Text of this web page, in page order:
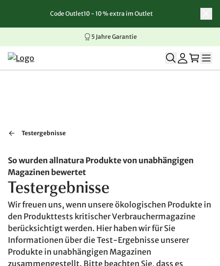
Zum Inhalt springen
Zur Navigation springen
Zum Seitenende springen
Code Outlet10 - 10 % extra im Outlet
5 Jahre Garantie
Testergebnisse
So wurden allnatura Produkte von unabhängigen
Magazinen bewertet
Testergebnisse
Wir freuen uns, wenn unsere ökologischen Produkte in
den Produkttests kritischer Verbrauchermagazine
berücksichtigt werden. Hier haben wir für Sie
Informationen über die Test-Ergebnisse unserer
Produkte in unabhängigen Magazinen
zusammengestellt. Bitte beachten Sie, dass es